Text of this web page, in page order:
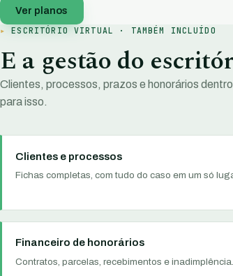
Ver planos
ESCRITÓRIO VIRTUAL · TAMBÉM INCLUÍDO
E a gestão do
Clientes, processos, prazos e honorários
para isso.
Clientes e processos
Fichas completas, com tudo do caso em um só
Financeiro de honorários
Contratos, parcelas, recebimentos e inadimplência.